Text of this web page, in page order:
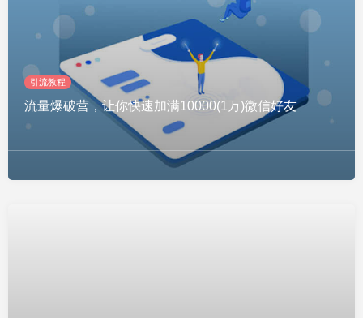
引流教程
流量爆破营，让你快速加满10000(1万)微信好友